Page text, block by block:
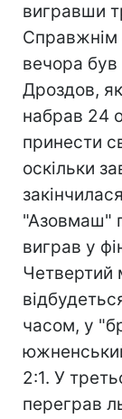
вигравши
Справжнім
вечора був
Дроздов,
набрав 24
принести
оскільки
"Азовмаш"
виграв у
Четвертий
часом, у
2:1. У
переграв